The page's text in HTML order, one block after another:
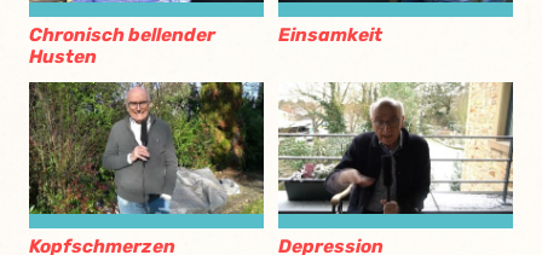
Chronisch bellender
Husten
Einsamkeit
Kopfschmerzen Depression